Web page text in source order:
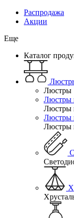
Распродажа
Акции
Еще
Каталог
Люстры
Люстры
Люстры
Люстры
Люстры